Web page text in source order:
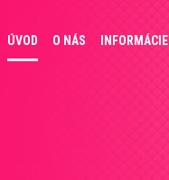
ÚVOD O NÁS INFORMÁCIE